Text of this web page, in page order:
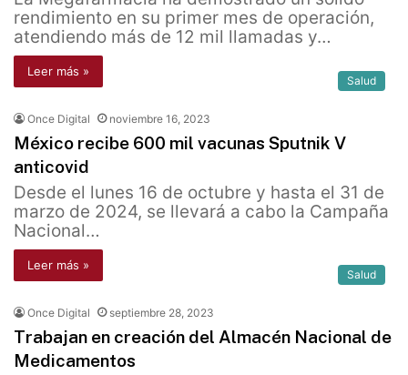
rendimiento en su primer mes de operación,
atendiendo más de 12 mil llamadas y…
Leer más »
Salud
Once Digital noviembre 16, 2023
México recibe 600 mil vacunas Sputnik V
anticovid
Desde el lunes 16 de octubre y hasta el 31 de
marzo de 2024, se llevará a cabo la Campaña
Nacional…
Leer más »
Salud
Once Digital septiembre 28, 2023
Trabajan en creación del Almacén Nacional de
Medicamentos